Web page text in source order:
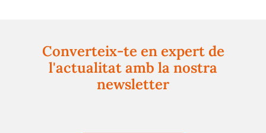
Converteix-te en expert de
l'actualitat amb la nostra
newsletter